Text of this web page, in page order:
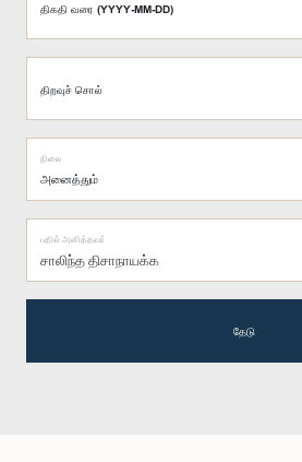
திகதி வரை (YYYY-MM-DD)
திறவுச் சொல்
நிலை
சாலிந்த திசாநாயக்க
பதில் அளித்தவர்
தேடு